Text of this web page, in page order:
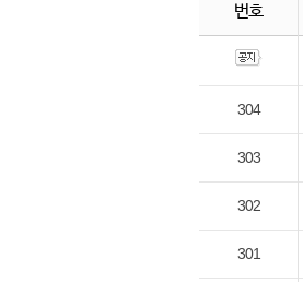
번호
304
303
302
301